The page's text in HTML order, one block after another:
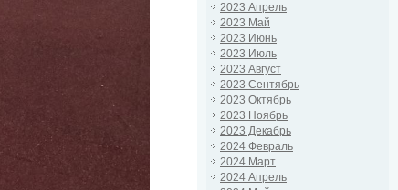
2023 Апрель
2023 Май
2023 Июнь
2023 Июль
2023 Август
2023 Сентябрь
2023 Октябрь
2023 Ноябрь
2023 Декабрь
2024 Февраль
2024 Март
2024 Апрель